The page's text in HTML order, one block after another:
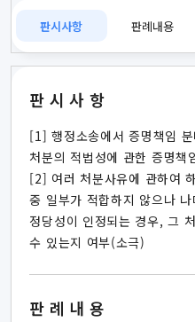
판시사항 판례내용
판시사항
[1] 행정소송에서 증명책임
처분의 적법성에 관한 증명책
[2] 여러 처분사유에 관하여
중 일부가 적합하지 않으나
정당성이 인정되는 경우, 그
수 있는지 여부(소극)
판례내용